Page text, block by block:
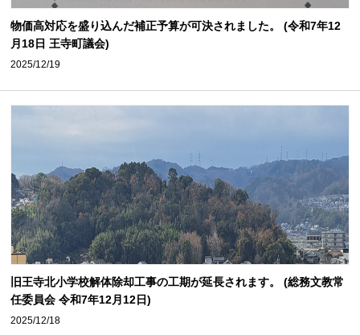
物価高対応を盛り込んだ補正予算が可決されました。 (令和7年12
月18日 王寺町議会)
2025/12/19
旧王寺北小学校解体除却工事の工期が延長されます。 (総務文教常
任委員会 令和7年12月12日)
2025/12/18